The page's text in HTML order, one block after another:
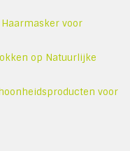
voor
op Natuurlijke
voor